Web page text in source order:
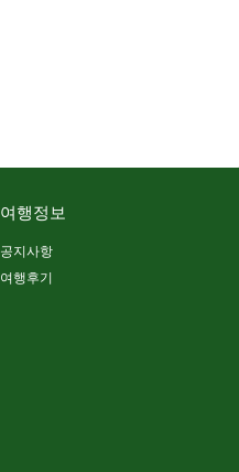
여행정보
공지사항
여행후기